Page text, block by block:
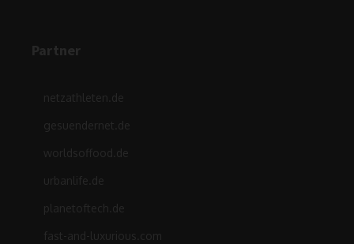
Partner
netzathleten.de
gesuendernet.de
worldsoffood.de
urbanlife.de
planetoftech.de
fast-and-luxurious.com